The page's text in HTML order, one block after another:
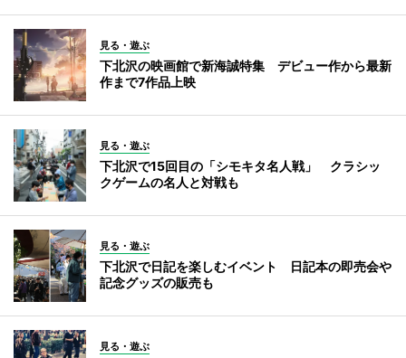
見る・遊ぶ
下北沢の映画館で新海誠特集 デビュー作から最新
作まで7作品上映
見る・遊ぶ
下北沢で15回目の「シモキタ名人戦」 クラシッ
クゲームの名人と対戦も
見る・遊ぶ
下北沢で日記を楽しむイベント 日記本の即売会や
記念グッズの販売も
見る・遊ぶ